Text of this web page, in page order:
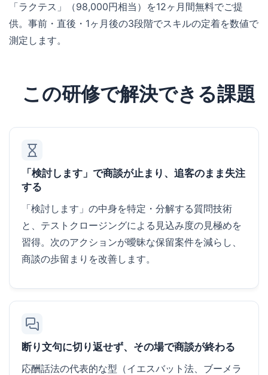
「ラクテス」（98,000円相当）を12ヶ月間無料でご提
供。事前・直後・1ヶ月後の3段階でスキルの定着を数値で
測定します。
この研修で解決できる課題
「検討します」で商談が止まり、追客のまま失注
する
「検討します」の中身を特定・分解する質問技術
と、テストクロージングによる見込み度の見極めを
習得。次のアクションが曖昧な保留案件を減らし、
商談の歩留まりを改善します。
断り文句に切り返せず、その場で商談が終わる
応酬話法の代表的な型（イエスバット法、ブーメラ